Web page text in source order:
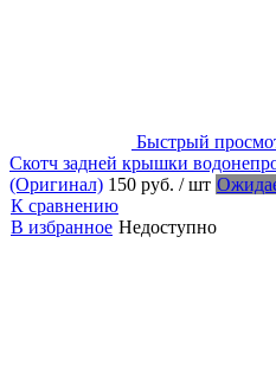
Быстрый
Скотч задней крышки
(Оригинал) 150 руб. / шт
К сравнению
В избранное Недоступно